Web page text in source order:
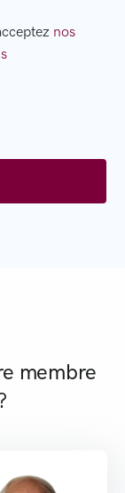
nos
membre